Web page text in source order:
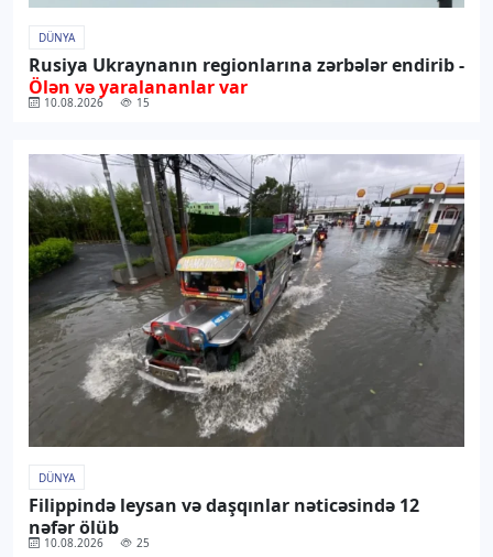
DÜNYA
Rusiya Ukraynanın regionlarına zərbələr endirib -
Ölən və yaralananlar var
10.08.2026 15
DÜNYA
Filippində leysan və daşqınlar nəticəsində 12
nəfər ölüb
10.08.2026 25